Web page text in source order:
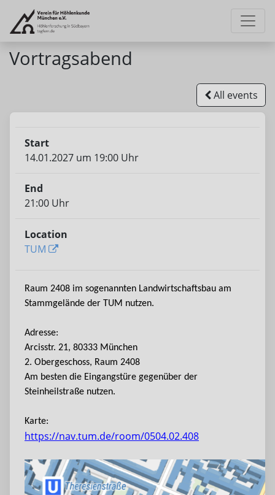
Vortragsabend
All events
Start
14.01.2027 um 19:00 Uhr
End
21:00 Uhr
Location
TUM
Raum 2408 im sogenannten Landwirtschaftsbau am
Stammgelände der TUM nutzen.
Adresse:
Arcisstr. 21, 80333 München
2. Obergeschoss, Raum 2408
Am besten die Eingangstüre gegenüber der
Steinheilstraße nutzen.
Karte:
https://nav.tum.de/room/0504.02.408